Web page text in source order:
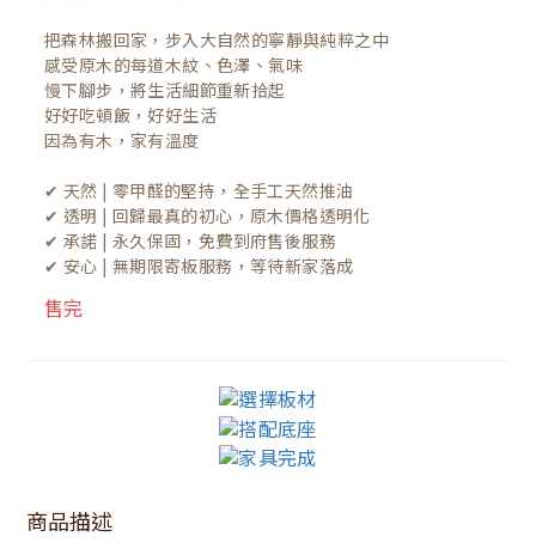
把森林搬回家，步入大自然的寧靜與純粹之中
感受原木的每道木紋、色澤、氣味
慢下腳步，將生活細節重新拾起
好好吃頓飯，好好生活
因為有木，家有溫度
✔ 天然 | 零甲醛的堅持，全手工天然推油
✔ 透明 | 回歸最真的初心，原木價格透明化
✔ 承諾 | 永久保固，免費到府售後服務
✔ 安心 | 無期限寄板服務，等待新家落成
售完
商品描述